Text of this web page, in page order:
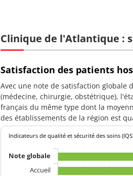
Clinique de l'Atlantique :
Satisfaction des patients
Avec une note de satisfaction globale
(médecine, chirurgie, obstétrique),
français du même type dont la
des établissements de la région est
Indicateurs de qualité et sécurité des soins
Note globale
Accueil